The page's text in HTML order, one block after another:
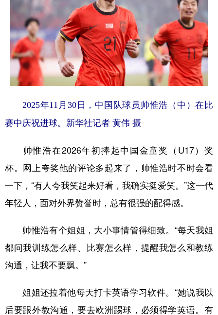
2025年11月30日，中国队球员帅惟浩（中）在比
赛中庆祝进球。新华社记者 黄伟 摄
帅惟浩在2026年初捧起中国金童奖（U17）奖
杯。网上夸奖他的评论多起来了，帅惟浩时不时会看
一下，“有人夸我笑起来好看，我确实挺爱笑。”这一代
年轻人，面对外界赞誉时，总有很强的配得感。
帅惟浩有个姐姐，大小事情管得细致。“每天我姐
都问我训练怎么样、比赛怎么样，提醒我怎么和教练
沟通，让我不要飘。”
姐姐还拉着他每天打卡英语学习软件。“她说我以
后要跟外教沟通，要去欧洲踢球，必须得学英语。有